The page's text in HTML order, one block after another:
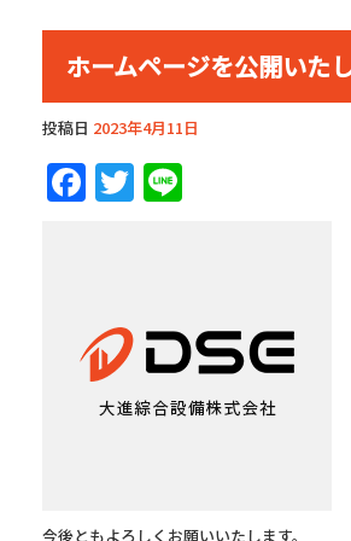
ホームページを公開いた
投稿日 2023年4月11日
Facebook
Twitter
今後ともよろしくお願いいたします。